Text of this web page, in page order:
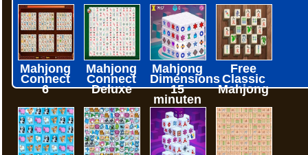
Mahjong
Connect
6
Mahjong
Connect
Deluxe
Mahjong
Dimensions
15
minuten
Free
Classic
Mahjong